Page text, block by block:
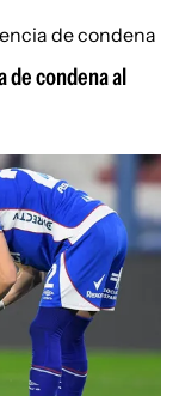
de condena al